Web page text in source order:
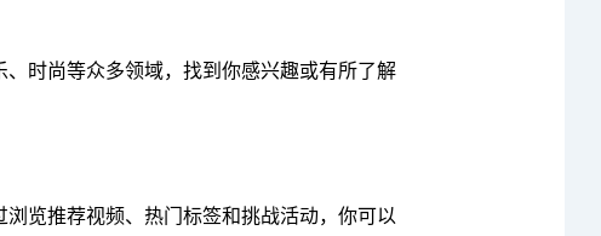
时尚等众多领域，找到你感兴趣或有所了解
览推荐视频、热门标签和挑战活动，你可以